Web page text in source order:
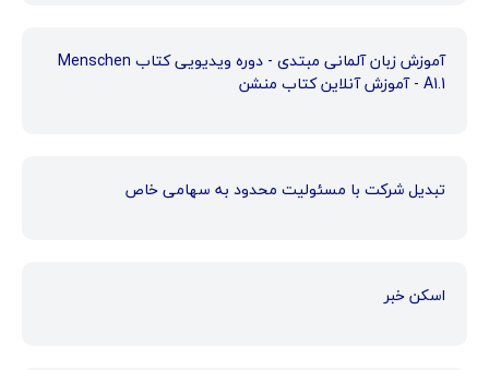
آموزش زبان آلمانی مبتدی - دوره ویدیویی کتاب Menschen
A1.1 - آموزش آنلاین کتاب منشن
تبدیل شرکت با مسئولیت محدود به سهامی خاص
اسکن خبر